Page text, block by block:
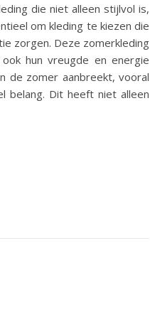
die niet alleen stijlvol is,
om kleding te kiezen die
zorgen. Deze zomerkleding
hun vreugde en energie
de zomer aanbreekt, vooral
belang. Dit heeft niet alleen